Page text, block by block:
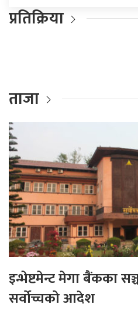
प्रतिक्रिया
ताजा
इन्भेष्टमेन्ट मेगा बैंकका
सर्वोच्चको आदेश